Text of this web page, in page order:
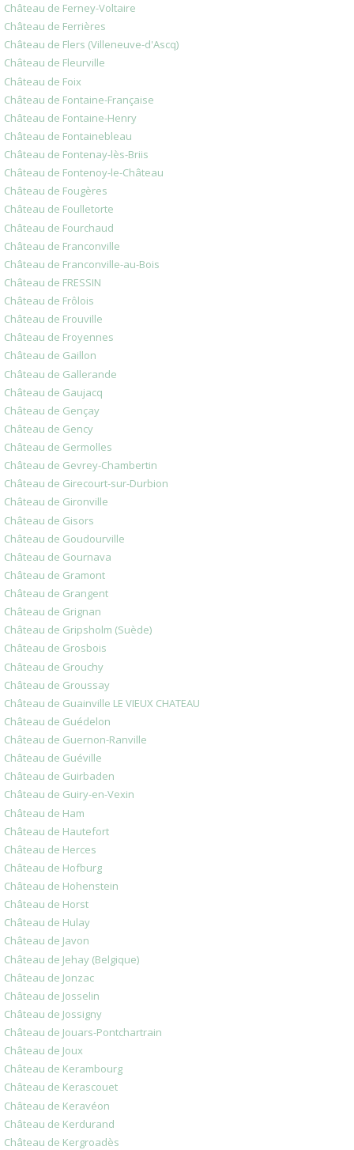
Château de Ferney-Voltaire
Château de Ferrières
Château de Flers (Villeneuve-d'Ascq)
Château de Fleurville
Château de Foix
Château de Fontaine-Française
Château de Fontaine-Henry
Château de Fontainebleau
Château de Fontenay-lès-Briis
Château de Fontenoy-le-Château
Château de Fougères
Château de Foulletorte
Château de Fourchaud
Château de Franconville
Château de Franconville-au-Bois
Château de FRESSIN
Château de Frôlois
Château de Frouville
Château de Froyennes
Château de Gaillon
Château de Gallerande
Château de Gaujacq
Château de Gençay
Château de Gency
Château de Germolles
Château de Gevrey-Chambertin
Château de Girecourt-sur-Durbion
Château de Gironville
Château de Gisors
Château de Goudourville
Château de Gournava
Château de Gramont
Château de Grangent
Château de Grignan
Château de Gripsholm (Suède)
Château de Grosbois
Château de Grouchy
Château de Groussay
Château de Guainville LE VIEUX CHATEAU
Château de Guédelon
Château de Guernon-Ranville
Château de Guéville
Château de Guirbaden
Château de Guiry-en-Vexin
Château de Ham
Château de Hautefort
Château de Herces
Château de Hofburg
Château de Hohenstein
Château de Horst
Château de Hulay
Château de Javon
Château de Jehay (Belgique)
Château de Jonzac
Château de Josselin
Château de Jossigny
Château de Jouars-Pontchartrain
Château de Joux
Château de Kerambourg
Château de Kerascouet
Château de Keravéon
Château de Kerdurand
Château de Kergroadès